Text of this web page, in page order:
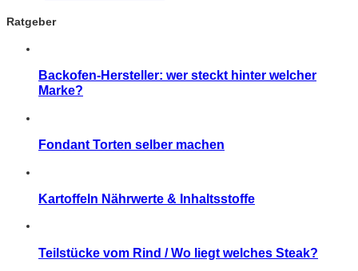
Ratgeber
Backofen-Hersteller: wer steckt hinter welcher
Marke?
Fondant Torten selber machen
Kartoffeln Nährwerte & Inhaltsstoffe
Teilstücke vom Rind / Wo liegt welches Steak?